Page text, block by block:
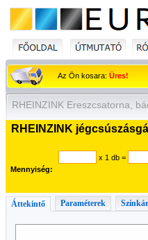
Az Ön kosara: Üres!
RHEINZINK Ereszcsatorna,
RHEINZINK
Mennyiség:
x 1 db =
Áttekintő Paraméterek